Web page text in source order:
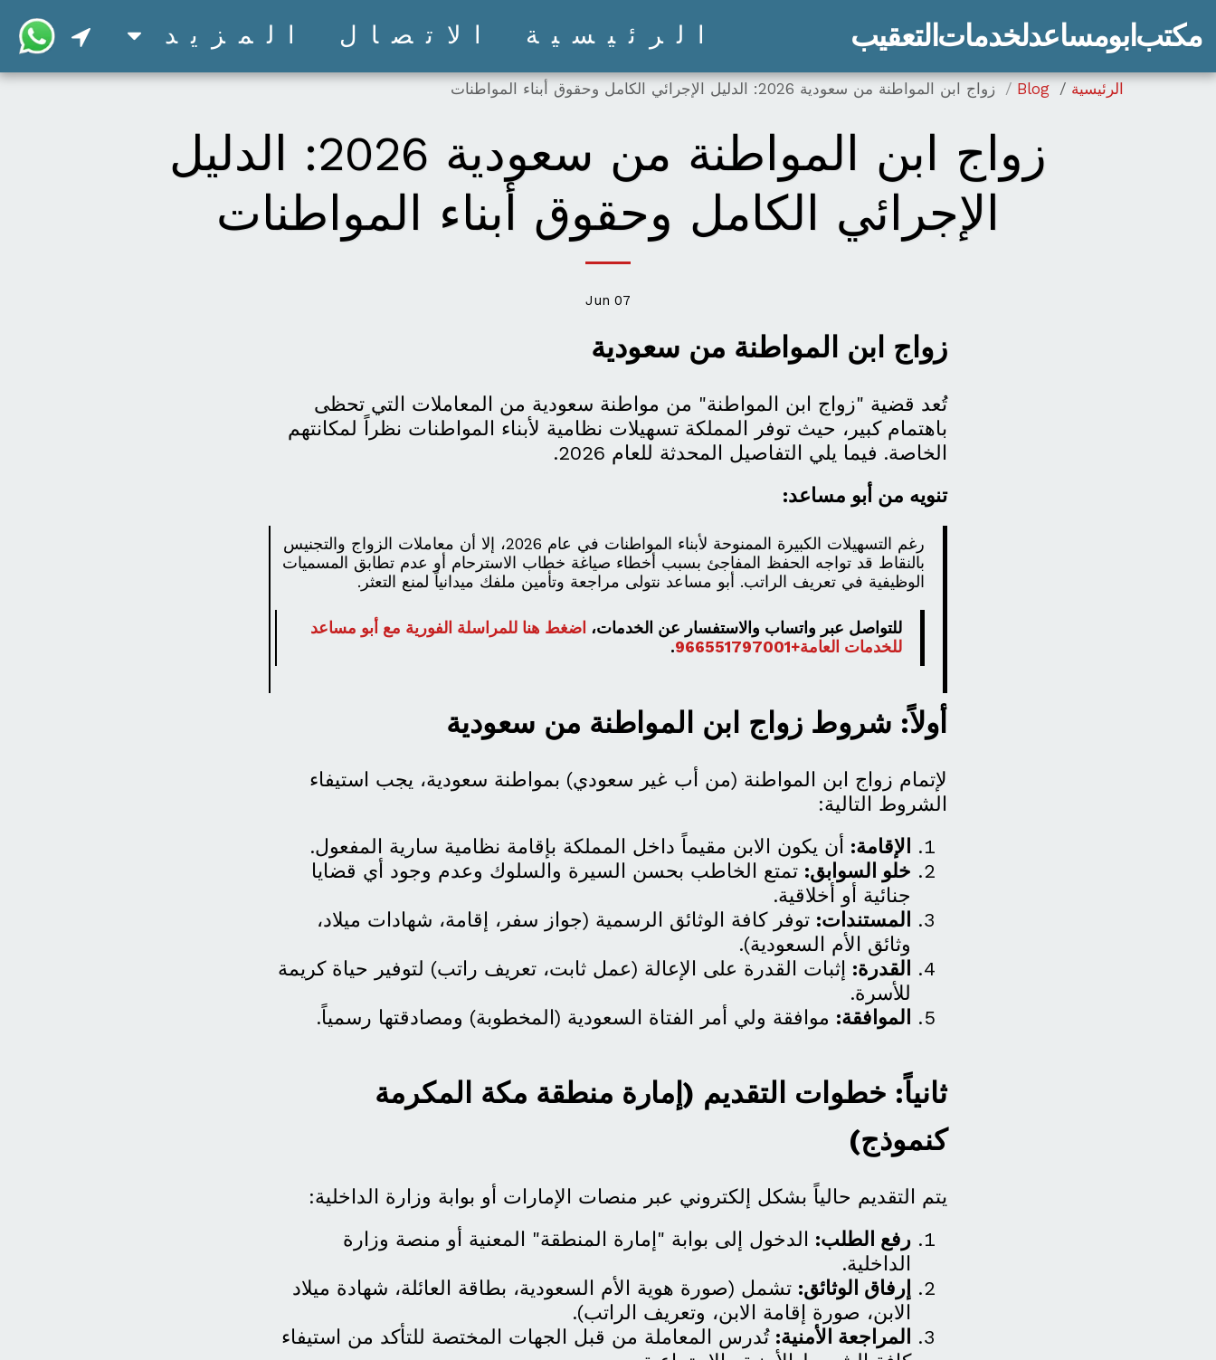
مكتب ابو مساعد لخدمات التعقيب الرئيسية الاتصال المزيد
الرئيسية Blog زواج ابن المواطنة من سعودية 2026: الدليل الإجرائي الكامل وحقوق أبناء المواطنات
زواج ابن المواطنة من سعودية 2026: الدليل
الإجرائي الكامل وحقوق أبناء المواطنات
07
Jun
زواج ابن المواطنة من سعودية
تُعد قضية "زواج ابن المواطنة" من مواطنة سعودية من المعاملات التي تحظى
باهتمام كبير، حيث توفر المملكة تسهيلات نظامية لأبناء المواطنات نظراً لمكانتهم
الخاصة. فيما يلي التفاصيل المحدثة للعام 2026.
تنويه من أبو مساعد:
رغم التسهيلات الكبيرة الممنوحة لأبناء المواطنات في عام 2026، إلا أن معاملات الزواج والتجنيس
بالنقاط قد تواجه الحفظ المفاجئ بسبب أخطاء صياغة خطاب الاسترحام أو عدم تطابق المسميات
الوظيفية في تعريف الراتب. أبو مساعد نتولى مراجعة وتأمين ملفك ميدانياً لمنع التعثر.
للتواصل عبر واتساب والاستفسار عن الخدمات، اضغط هنا للمراسلة الفورية مع أبو مساعد
للخدمات العامة+966551797001
.
أولاً: شروط زواج ابن المواطنة من سعودية
لإتمام زواج ابن المواطنة (من أب غير سعودي) بمواطنة سعودية، يجب استيفاء
الشروط التالية:
الإقامة: أن يكون الابن مقيماً داخل المملكة بإقامة نظامية سارية المفعول.
خلو السوابق: تمتع الخاطب بحسن السيرة والسلوك وعدم وجود أي قضايا
جنائية أو أخلاقية.
المستندات: توفر كافة الوثائق الرسمية (جواز سفر، إقامة، شهادات ميلاد،
وثائق الأم السعودية).
القدرة: إثبات القدرة على الإعالة (عمل ثابت، تعريف راتب) لتوفير حياة كريمة
للأسرة.
الموافقة: موافقة ولي أمر الفتاة السعودية (المخطوبة) ومصادقتها رسمياً.
ثانياً: خطوات التقديم (إمارة منطقة مكة المكرمة
كنموذج)
يتم التقديم حالياً بشكل إلكتروني عبر منصات الإمارات أو بوابة وزارة الداخلية:
رفع الطلب: الدخول إلى بوابة "إمارة المنطقة" المعنية أو منصة وزارة
الداخلية.
إرفاق الوثائق: تشمل (صورة هوية الأم السعودية، بطاقة العائلة، شهادة ميلاد
الابن، صورة إقامة الابن، وتعريف الراتب).
المراجعة الأمنية: تُدرس المعاملة من قبل الجهات المختصة للتأكد من استيفاء